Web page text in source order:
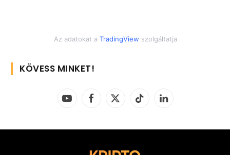
Az adatokat a TradingView szolgáltatja
KÖVESS MINKET!
YouTubeFacebook
X
TikTok LinkedIn